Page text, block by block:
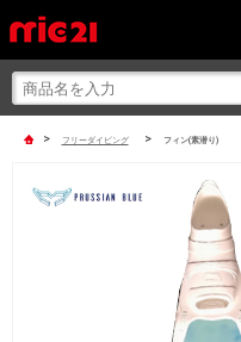
> フリーダイビング > フィン(素潜り)